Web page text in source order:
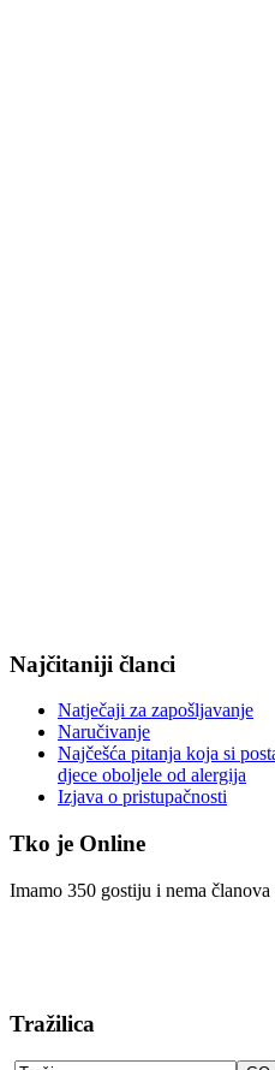
Najčitaniji članci
Natječaji za zapošljavanje
Naručivanje
Najčešća pitanja koja si
djece oboljele od alergija
Izjava o pristupačnosti
Tko je Online
Imamo 350 gostiju i nema
Tražilica